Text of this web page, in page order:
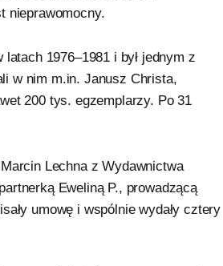
nieprawomocny.
1976–1981 i był jednym z
w nim m.in. Janusz Christa,
200 tys. egzemplarzy. Po 31
Lechna z Wydawnictwa
Eweliną P., prowadzącą
umowę i wspólnie wydały cztery